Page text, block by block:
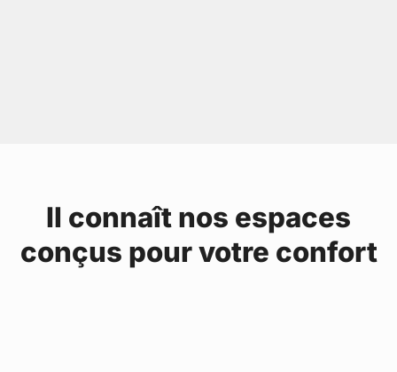
Il connaît nos espaces
conçus pour votre confort